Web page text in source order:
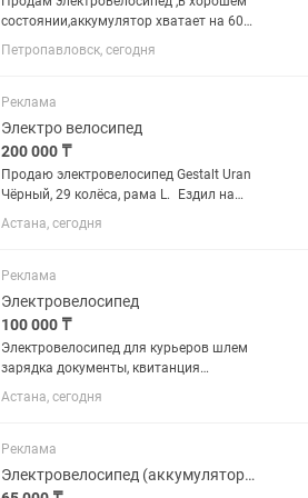
состоянии,аккумулятор хватает на 60
км,скорость 40,
Петропавловск, сегодня
Реклама
Электро велосипед
200 000 ₸
Продаю электровелосипед Gestalt Uran
Чёрный, 29 колёса, рама L. Ездил на
нём 500 км — всё работает отлично,
никаких проблем. Ассистент помогает
батареи хватает...
Астана, сегодня
Реклама
Электровелосипед
100 000 ₸
Электровелосипед для курьеров шлем
зарядка документы, квитанция
покупал 03.04.2026 полностью в
рабочем состоянии пробег две недели
самовывоз Торайгырова 3/1. 100...
Астана, сегодня
Реклама
Электровелосипед (аккумулятор Li ion на 10, 13, 15, 20, 25, 30 Ah) и мотор